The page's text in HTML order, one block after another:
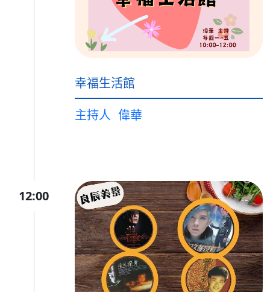
幸福生活館
主持人 偉華
12:00